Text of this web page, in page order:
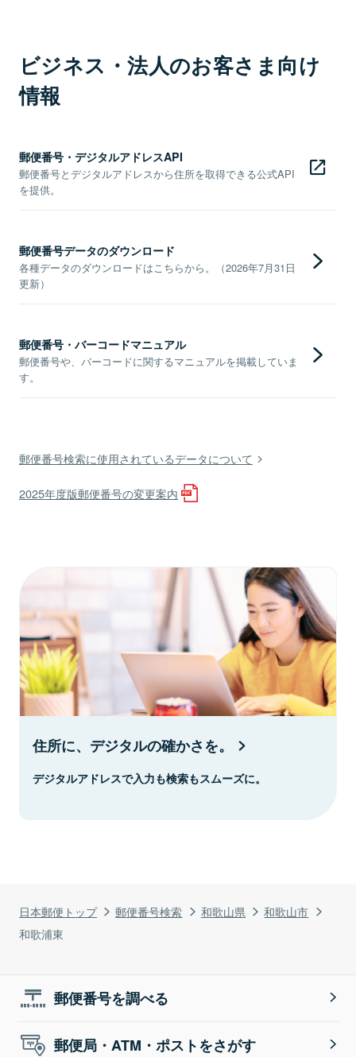
日本郵便トップ 郵便番号検索 和歌山県
和歌山市
和歌浦東
ビジネス・法人のお客さま向け
情報
郵便番号・デジタルアドレスAPI
郵便番号とデジタルアドレスから住所を取得できる公式API
を提供。
郵便番号データのダウンロード
各種データのダウンロードはこちらから。（2026年7月31日
更新）
郵便番号・バーコードマニュアル
郵便番号や、バーコードに関するマニュアルを掲載していま
す。
郵便番号検索に使用されているデータについて
2025年度版郵便番号の変更案内
住所に、デジタルの確かさを。
デジタルアドレスで入力も検索もスムーズに。
郵便番号を調べる
郵便局・ATM・ポストをさがす